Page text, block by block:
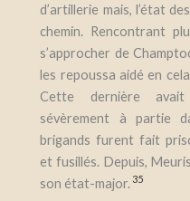
d’artillerie mais, l’état
chemin. Rencontrant
s’approcher de
les repoussa aidé en
Cette dernière
sévèrement à partie
brigands furent fait
et fusillés. Depuis,
son état-major. 35